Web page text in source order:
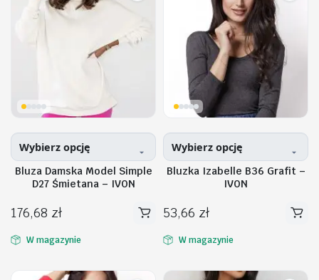
Opcje
wybrać
wybrać
stronie
produktu
Wybierz opcję
Bluza Damska Model Simple
D27 Śmietana – IVON
176,68 zł
Ten
produkt
W magazynie
Wybierz opcję
Bluzka Izabelle B36 Grafit –
IVON
53,66 zł
Ten
produkt
wiele
W magazynie